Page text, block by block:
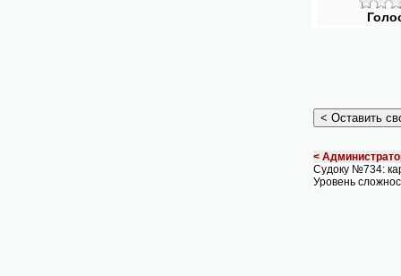
<
Судоку №734:
Уровень